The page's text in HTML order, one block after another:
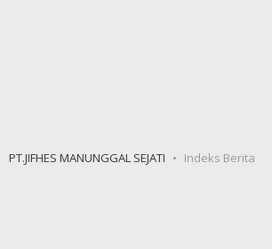
PT.JIFHES MANUNGGAL SEJATI Indeks Berita